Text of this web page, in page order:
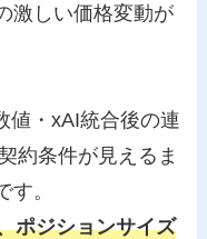
激しい価格変動が
値・xAI統合後の連
約条件が見えるま
。
ポジションサイズ